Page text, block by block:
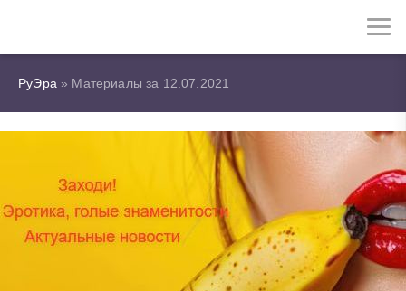
РуЭра » Материалы за 12.07.2021